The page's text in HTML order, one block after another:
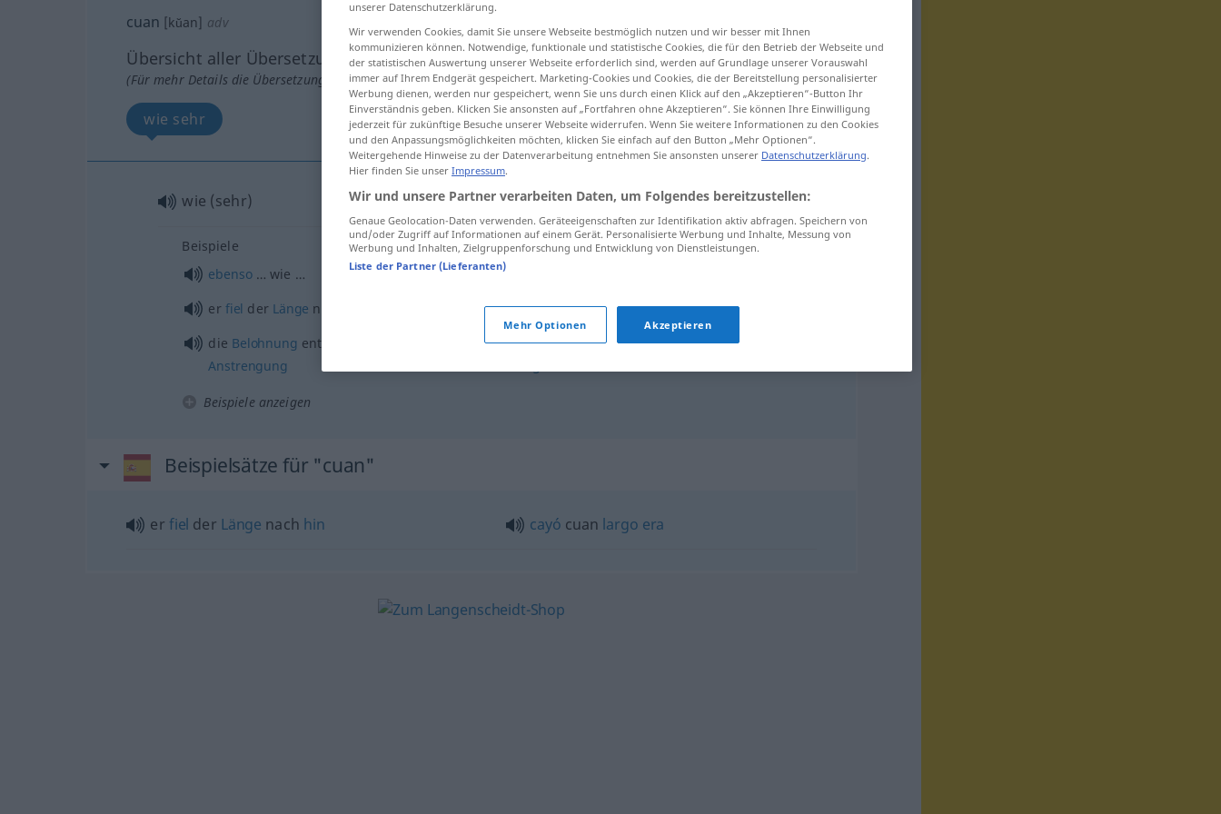
cuan [kŭan] adv
Übersicht aller Übersetzungen
(Für mehr Details die Übersetzung anklicken/antippen)
wie sehr
wie (sehr) cuan
Beispiele
ebenso… wie …
er fiel der Länge nach cayócuanlargo era
die Belohnung entspricht dem
Anstrengung
larecompensaserátan grande
Beispiele anzeigen
Beispielsätze für "cuan"
er fiel der Länge nach hin cayó cuan largo era
unserer Datenschutzerklärung.
Wir verwenden Cookies, damit Sie unsere Webseite bestmöglich nutzen und wir besser mit Ihnen
kommunizieren können. Notwendige, funktionale und statistische Cookies, die für den Betrieb der Webseite und
der statistischen Auswertung unserer Webseite erforderlich sind, werden auf Grundlage unserer Vorauswahl
immer auf Ihrem Endgerät gespeichert. Marketing-Cookies und Cookies, die der Bereitstellung personalisierter
Werbung dienen, werden nur gespeichert, wenn Sie uns durch einen Klick auf den „Akzeptieren“-Button Ihr
Einverständnis geben. Klicken Sie ansonsten auf „Fortfahren ohne Akzeptieren“. Sie können Ihre Einwilligung
jederzeit für zukünftige Besuche unserer Webseite widerrufen. Wenn Sie weitere Informationen zu den Cookies
und den Anpassungsmöglichkeiten möchten, klicken Sie einfach auf den Button „Mehr Optionen“.
Weitergehende Hinweise zu der Datenverarbeitung entnehmen Sie ansonsten unserer Datenschutzerklärung.
Hier finden Sie unser Impressum.
Wir und unsere Partner verarbeiten Daten, um Folgendes bereitzustellen:
Genaue Geolocation-Daten verwenden. Geräteeigenschaften zur Identifikation aktiv abfragen. Speichern von
und/oder Zugriff auf Informationen auf einem Gerät. Personalisierte Werbung und Inhalte, Messung von
Werbung und Inhalten, Zielgruppenforschung und Entwicklung von Dienstleistungen.
Liste der Partner (Lieferanten)
Mehr Optionen Akzeptieren